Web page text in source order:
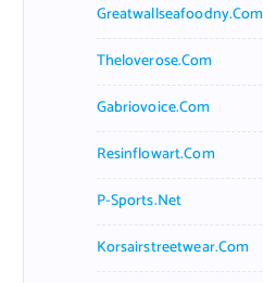
Greatwallseafoodny.com
Theloverose.com
Gabriovoice.com
Resinflowart.com
P-Sports.net
Korsairstreetwear.com